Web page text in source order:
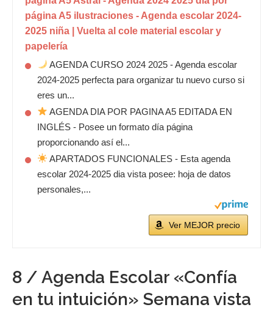
página A5 ilustraciones - Agenda escolar 2024-
2025 niña | Vuelta al cole material escolar y
papelería
AGENDA CURSO 2024 2025 - Agenda escolar
2024-2025 perfecta para organizar tu nuevo curso si
eres un...
AGENDA DIA POR PAGINA A5 EDITADA EN
INGLÉS - Posee un formato día página
proporcionando así el...
APARTADOS FUNCIONALES - Esta agenda
escolar 2024-2025 dia vista posee: hoja de datos
personales,...
Ver MEJOR precio
8 / Agenda Escolar «Confía
en tu intuición» Semana vista